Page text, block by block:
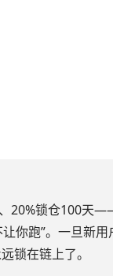
20%锁仓100天
你跑”。一旦新
锁在链上了。